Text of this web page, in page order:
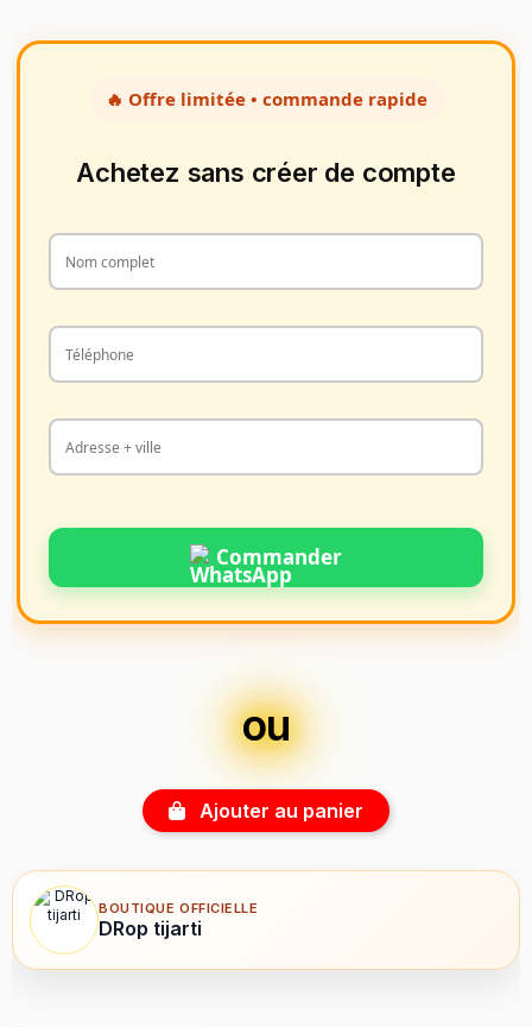
🔥 Offre limitée • commande rapide
Achetez sans créer de compte
Commander
ou
Ajouter au panier
BOUTIQUE OFFICIELLE
DRop tijarti